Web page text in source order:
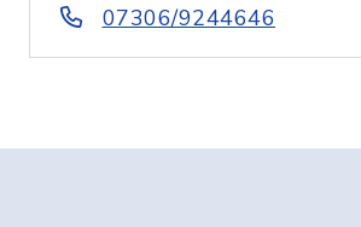
07306/9244646